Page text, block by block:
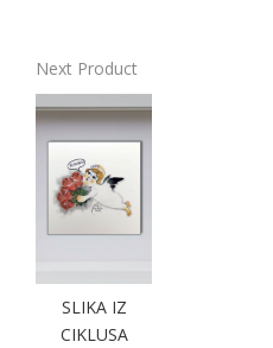
Next Product
SLIKA IZ
CIKLUSA